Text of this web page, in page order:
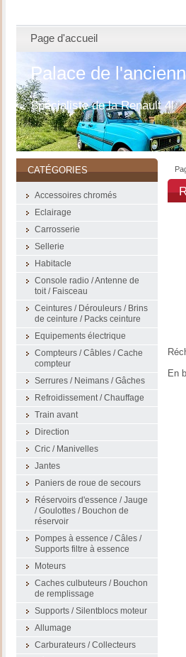
Page d'accueil
Palace de
Spécialiste de la Renault 4l
En
CATÉGORIES
Accessoires chromés
Eclairage
Carrosserie
Sellerie
Habitacle
Console radio / Antenne de
toit / Faisceau
Ceintures / Dérouleurs / Brins
de ceinture / Packs ceinture
Equipements électrique
Compteurs / Câbles / Cache
compteur
Serrures / Neimans / Gâches
Refroidissement / Chauffage
Train avant
Direction
Cric / Manivelles
Jantes
Paniers de roue de secours
Réservoirs d'essence / Jauge
/ Goulottes / Bouchon de
réservoir
Pompes à essence / Câles /
Supports filtre à essence
Moteurs
Caches culbuteurs / Bouchon
de remplissage
Supports / Silentblocs moteur
Allumage
Carburateurs / Collecteurs